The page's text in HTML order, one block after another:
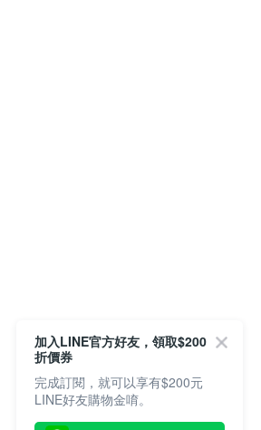
加入LINE官方好友，領取$200
折價券
完成訂閱，就可以享有$200元
LINE好友購物金唷。